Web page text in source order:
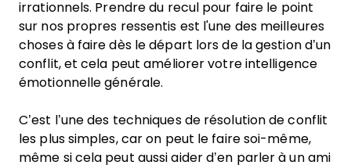
irrationnels. Prendre du recul pour faire le point
sur nos propres ressentis est l'une des meilleures
choses à faire dès le départ lors de la gestion d’un
conflit, et cela peut améliorer votre intelligence
émotionnelle générale.
C’est l’une des techniques de résolution de conflit
les plus simples, car on peut le faire soi-même,
même si cela peut aussi aider d’en parler à un ami